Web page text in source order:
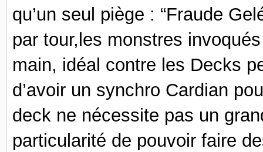
qu’un seul piège : “Fraude
par tour,les monstres
main, idéal contre les Decks
d’avoir un synchro Cardian
deck ne nécessite pas un
particularité de pouvoir faire